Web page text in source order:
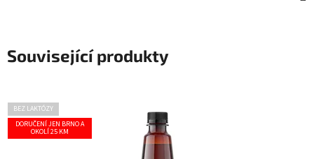
Související produkty
BEZ LAKTÓZY
DORUČENÍ JEN BRNO A
OKOLÍ 25 KM